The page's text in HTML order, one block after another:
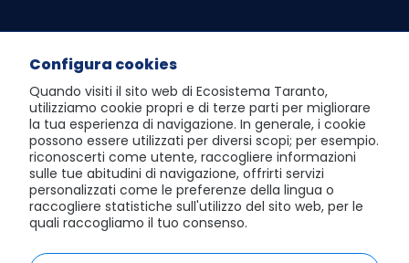
sportello telematico polifunzionale
atlante dei progetti e dei risultati
visita Taranto dall'alto
scopri la social room
giochi del mediterraneo 2026
Configura cookies
Quando visiti il sito web di Ecosistema Taranto,
utilizziamo cookie propri e di terze parti per migliorare
la tua esperienza di navigazione. In generale, i cookie
possono essere utilizzati per diversi scopi; per esempio.
riconoscerti come utente, raccogliere informazioni
sulle tue abitudini di navigazione, offrirti servizi
personalizzati come le preferenze della lingua o
raccogliere statistiche sull'utilizzo del sito web, per le
quali raccogliamo il tuo consenso.